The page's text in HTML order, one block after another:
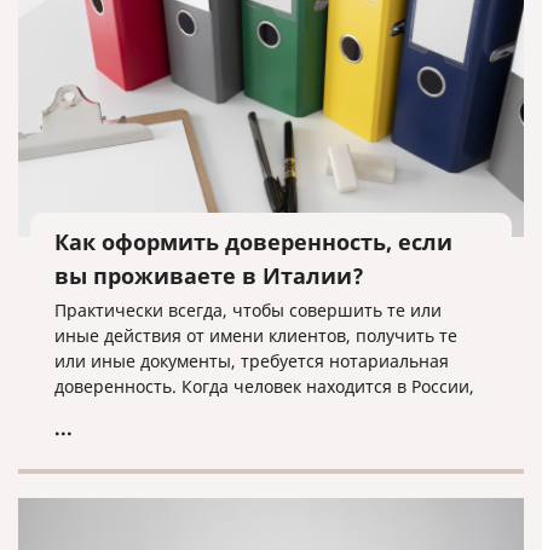
Как оформить доверенность, если
вы проживаете в Италии?
Практически всегда, чтобы совершить те или
иные действия от имени клиентов, получить те
или иные документы, требуется нотариальная
доверенность. Когда человек находится в России,
контору и оформляет документ с нужными нам
...